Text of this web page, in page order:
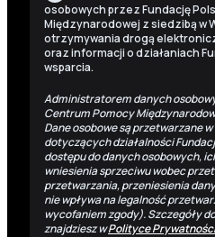
osobowych przez Fundację
Międzynarodowej z siedzibą w
otrzymywania drogą
oraz informacji o działaniach
wsparcia.
Administratorem danych
Centrum Pomocy
Dane osobowe są przetwarzane
dotyczących działalności
dostępu do danych osobowych,
wniesienia sprzeciwu wobec
przetwarzania, przeniesienia
nie wpływa na legalność
wycofaniem zgody). Szczegóły
znajdziesz wPolityce Prywatności